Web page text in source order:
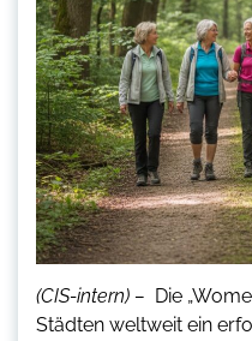
(CIS-intern) – Die
Städten weltweit ein